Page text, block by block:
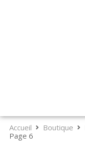
Accueil Boutique
Page 6